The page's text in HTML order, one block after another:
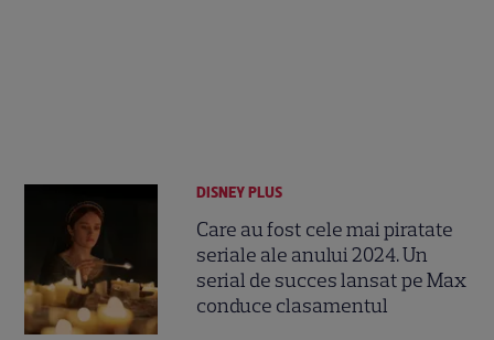
DISNEY PLUS
Care au fost cele mai piratate
seriale ale anului 2024. Un
serial de succes lansat pe Max
conduce clasamentul